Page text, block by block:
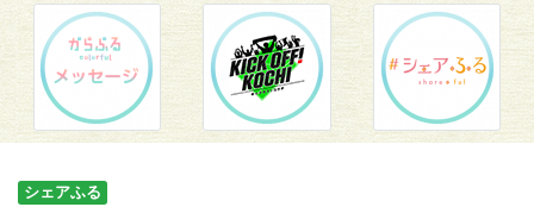
シェアふる